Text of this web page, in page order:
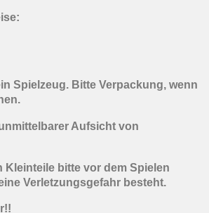
Spielzeug. Bitte Verpackung, wenn
Aufsicht von
Kleinteile bitte vor dem Spielen
Verletzungsgefahr besteht.